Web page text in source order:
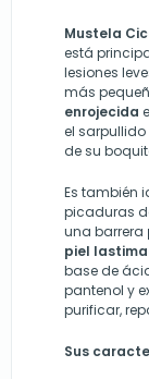
Mustela
está
lesiones
más
enrojecida
el
de su
Es también
picaduras
una barrera
piel
base de
pantenol y
purificar,
Sus